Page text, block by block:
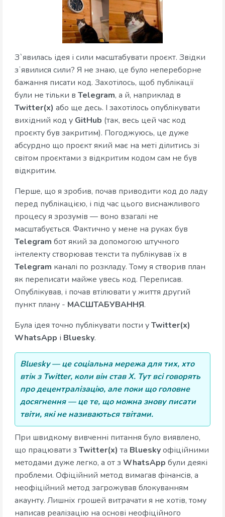
З`явилась ідея і сили масштабувати проєкт. Звідки
зʼявилися сили? Я не знаю, це було непереборне
бажання писати код. Захотілось, щоб публікації
були не тільки в Telegram, а й, наприклад в
Twitter(x) або ще десь. І захотілось опублікувати
вихідний код у GitHub (так, весь цей час код
проєкту був закритим). Погоджуюсь, це дуже
абсурдно що проєкт який має на меті ділитись зі
світом проєктами з відкритим кодом сам не був
відкритим.
Перше, що я зробив, почав приводити код до ладу
перед публікацією, і під час цього виснажливого
процесу я зрозумів — воно взагалі не
масштабується. Фактично у мене на руках був
Telegram бот який за допомогою штучного
інтелекту створював тексти та публікував їх в
Telegram каналі по розкладу. Тому я створив план
як переписати майже увесь код. Переписав.
Опублікував, і почав втілювати у життя другий
пункт плану - МАСШТАБУВАННЯ.
Була ідея точно публікувати пости уTwitter(x)
WhatsApp і Bluesky.
Bluesky — це соціальна мережа для тих, хто
втік з Twitter, коли він став X. Тут всі говорять
про децентралізацію, але поки що головне
досягнення — це те, що можна знову писати
твіти, які не називаються твітами.
При швидкому вивченні питання було виявлено,
що працювати з Twitter(x) та Blueskyофіційними
методами дуже легко, а от з WhatsApp були деякі
проблеми. Офіційний метод вимагав фінансів, а
неофіційний метод загрожував блокуванням
акаунту. Лишніх грошей витрачати я не хотів, тому
написав реалізацію на основі неофіційного